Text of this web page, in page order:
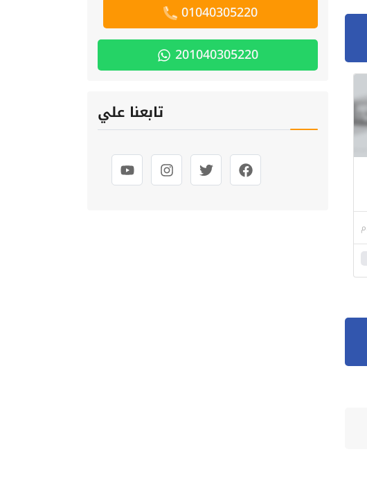
01040305220
201040305220
تابعنا علي